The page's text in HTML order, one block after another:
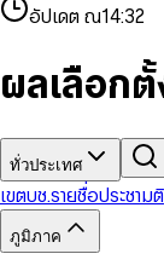
9 9
5
7
8
993
5
6
8
9
84
6
7
9
3
5
6
8
9
7
9
อัปเดต ณ14:32
ผลเลือก
ทั่วประเทศ
เขตบช.รายชื่อประชามติ
ภูมิภาค